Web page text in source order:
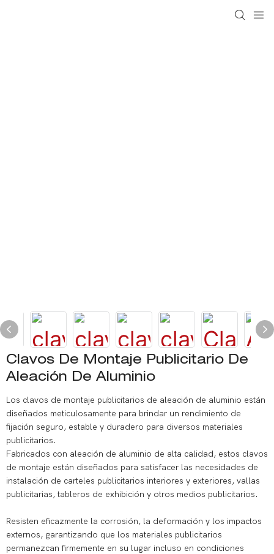
Clavos De Montaje Publicitario De
Aleación De Aluminio
Los clavos de montaje publicitarios de aleación de aluminio están
diseñados meticulosamente para brindar un rendimiento de
fijación seguro, estable y duradero para diversos materiales
publicitarios.
Fabricados con aleación de aluminio de alta calidad, estos clavos
de montaje están diseñados para satisfacer las necesidades de
instalación de carteles publicitarios interiores y exteriores, vallas
publicitarias, tableros de exhibición y otros medios publicitarios.
Resisten eficazmente la corrosión, la deformación y los impactos
externos, garantizando que los materiales publicitarios
permanezcan firmemente en su lugar incluso en condiciones